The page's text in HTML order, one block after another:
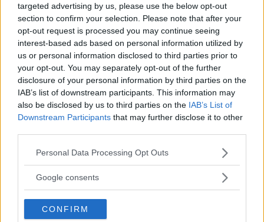
targeted advertising by us, please use the below opt-out
section to confirm your selection. Please note that after your
opt-out request is processed you may continue seeing
interest-based ads based on personal information utilized by
us or personal information disclosed to third parties prior to
your opt-out. You may separately opt-out of the further
disclosure of your personal information by third parties on the
IAB’s list of downstream participants. This information may
also be disclosed by us to third parties on the IAB’s List of
Downstream Participants that may further disclose it to other
Please note that this website/app uses one or more Google
not limited to your visit or usage behaviour. You may click to
use your data for below specified purposes in below Google
consent section.
Personal Data Processing Opt Outs
Google consents
CONFIRM
Läs in fler nyheter
SENASTE
RESULTAT: Så är ställningen i SM – Fransson tvåa
"Fimpen" fick inte jubla i debuten: "Kan inte kräva mer"
BILDSPEL: Se bilder och videoklipp från dagens rallytävlingar
Lindgren nöjd: "Nödvändigt om vi ska kriga om seriesegern"
VIDEO: Henrik Gustavsson sammanfattar första dagen
MEST LÄST